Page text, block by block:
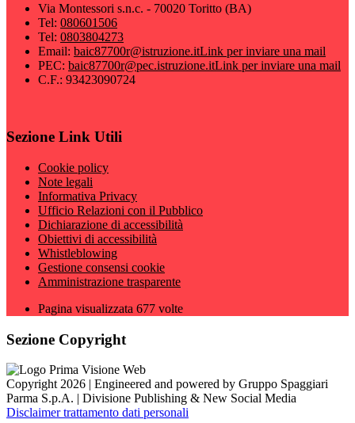
Via Montessori s.n.c. - 70020 Toritto (BA)
Tel: 080601506
Tel: 0803804273
Email: baic87700r@istruzione.itLink per inviare una mail
PEC: baic87700r@pec.istruzione.itLink per inviare una mail
C.F.: 93423090724
Sezione Link Utili
Cookie policy
Note legali
Informativa Privacy
Ufficio Relazioni con il Pubblico
Dichiarazione di accessibilità
Obiettivi di accessibilità
Whistleblowing
Gestione consensi cookie
Amministrazione trasparente
Pagina visualizzata 677 volte
Sezione Copyright
Copyright 2026 | Engineered and powered by Gruppo Spaggiari
Parma S.p.A. | Divisione Publishing & New Social Media
Disclaimer trattamento dati personali